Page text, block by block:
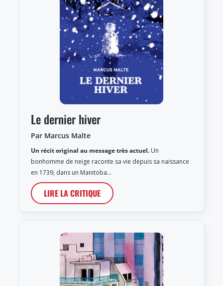
Le dernier hiver
Par Marcus Malte
Un récit original au message très actuel. Un
bonhomme de neige raconte sa vie depuis sa naissance
en 1739, dans un Manitoba…
LIRE LA CRITIQUE